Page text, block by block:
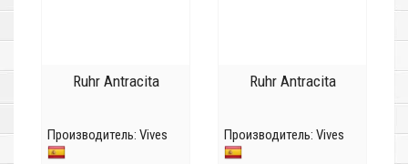
Ruhr Antracita
Производитель: Vives
Ruhr Antracita
Производитель: Vives